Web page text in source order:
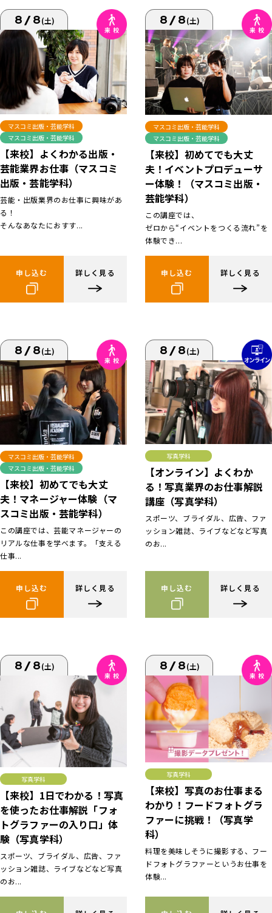
8/8(土)
マスコミ出版・芸能学科
マスコミ出版・芸能学科
【来校】よくわかる出版・
芸能業界お仕事（マスコミ
出版・芸能学科）
芸能・出版業界のお仕事に興味があ
る！
そんなあなたにおすす...
申し込む 詳しく見る
8/8(土)
マスコミ出版・芸能学科
マスコミ出版・芸能学科
【来校】初めてでも大丈
夫！イベントプロデューサ
ー体験！（マスコミ出版・
芸能学科）
この講座では、
ゼロから“イベントをつくる流れ”を
体験でき...
申し込む 詳しく見る
8/8(土)
マスコミ出版・芸能学科
マスコミ出版・芸能学科
【来校】初めてでも大丈
夫！マネージャー体験（マ
スコミ出版・芸能学科）
この講座では、芸能マネージャーの
リアルな仕事を学べます。「支える
仕事...
申し込む 詳しく見る
8/8(土)
写真学科
【オンライン】よくわか
る！写真業界のお仕事解説
講座（写真学科）
スポーツ、ブライダル、広告、ファ
ッション雑誌、ライブなどなど写真
のお...
申し込む 詳しく見る
8/8(土)
写真学科
【来校】1日でわかる！写真
を使ったお仕事解説「フォ
トグラファーの入り口」体
験（写真学科）
スポーツ、ブライダル、広告、ファ
ッション雑誌、ライブなどなど写真
のお...
8/8(土)
写真学科
【来校】写真のお仕事まる
わかり！フードフォトグラ
ファーに挑戦！（写真学
科）
料理を美味しそうに撮影する、フー
ドフォトグラファーというお仕事を
体験...